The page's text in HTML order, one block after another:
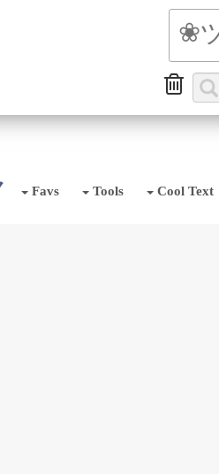
Cool Text
Tools
Favs